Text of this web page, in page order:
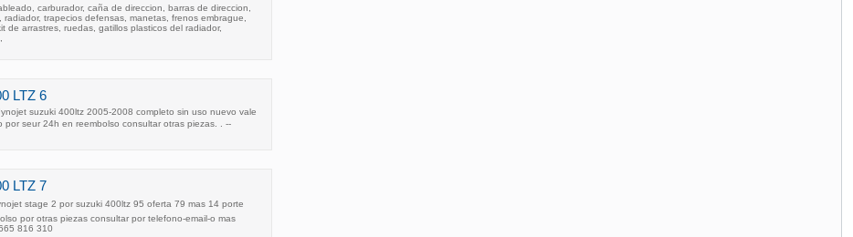
carburador, caña de direccion, barras de direccion,
radiador, trapecios defensas, manetas, frenos embrague,
de arrastres, ruedas, gatillos plasticos del radiador,
LTZ 6
suzuki 400ltz 2005-2008 completo sin uso nuevo vale
por seur 24h en reembolso consultar otras piezas. . --
LTZ 7
stage 2 por suzuki 400ltz 95 oferta 79 mas 14 porte
por otras piezas consultar por telefono-email-o mas
816 310